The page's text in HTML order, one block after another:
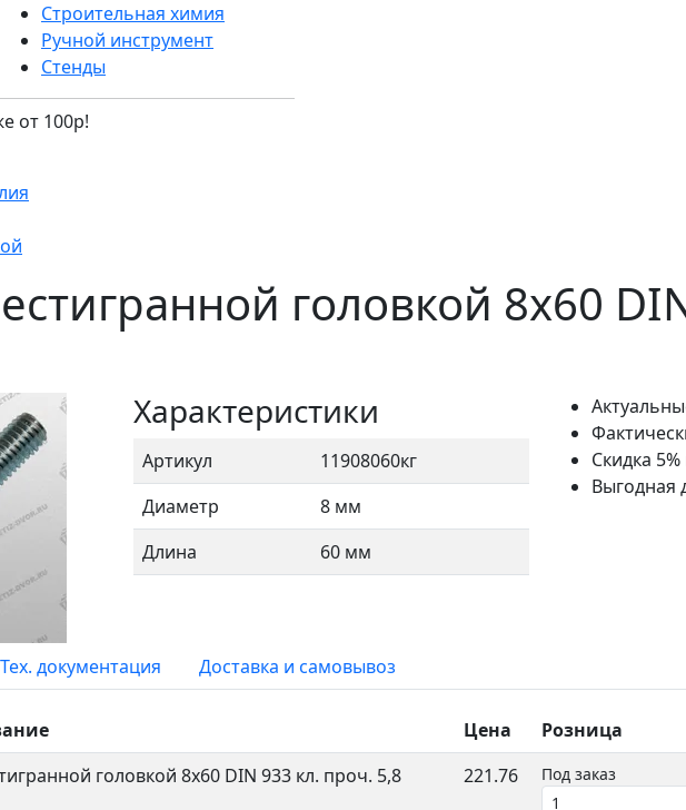
Строительная химия
Ручной инструмент
Стенды
от 100р!
головкой 8x60
Характеристики
Артикул
11908060кг
Диаметр
8 мм
Длина
60 мм
Скидка
Выгодная
Тех. документация Доставка и самовывоз
Цена Розница
головкой 8x60 DIN 933 кл. проч. 5,8
221.76 Под заказ